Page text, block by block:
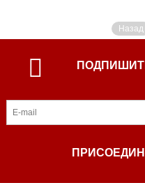
Назад